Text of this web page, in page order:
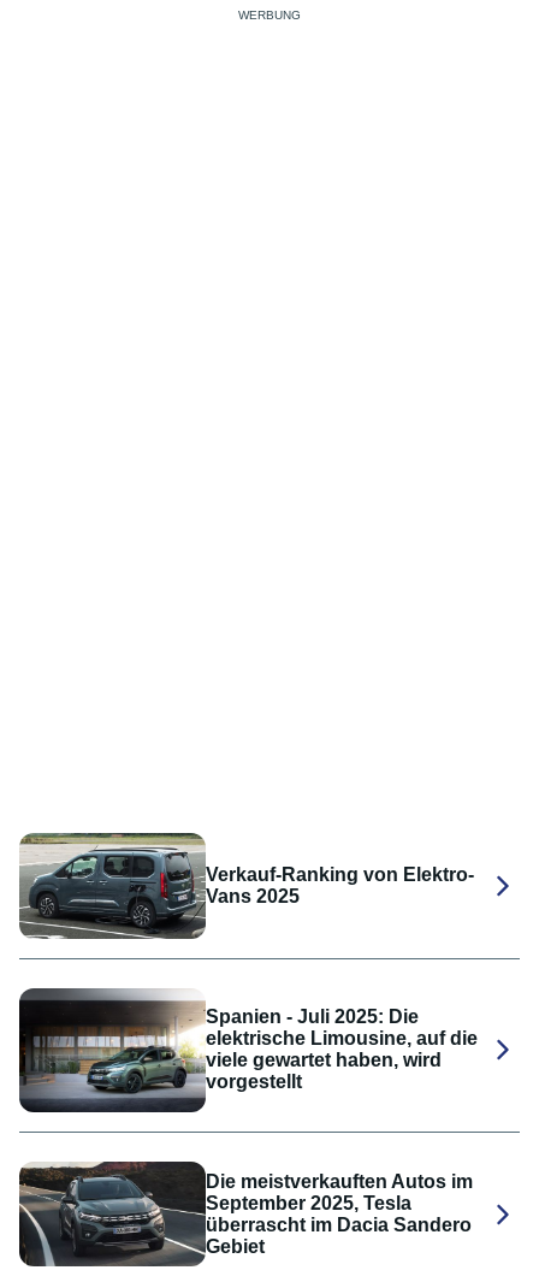
Verkauf-Ranking von Elektro-
Vans 2025
Spanien - Juli 2025: Die
elektrische Limousine, auf die
viele gewartet haben, wird
vorgestellt
Die meistverkauften Autos im
September 2025, Tesla
überrascht im Dacia Sandero
Gebiet